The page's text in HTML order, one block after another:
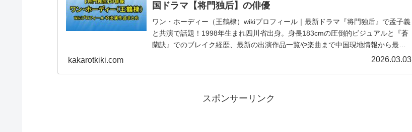
国ドラマ【将門独后】の俳優
ワン・ホーディー（王鶴棣）wikiプロフィール｜最新ドラマ『将門独后』で孟子義
と共演で話題！1998年生まれ四川省出身。身長183cmの圧倒的ビジュアルと『蒼
蘭訣』でのブレイク経歴、最新の出演作品一覧や楽曲まで中国現地情報から最新
kakarotkiki.com 2026.03.03
スポンサーリンク